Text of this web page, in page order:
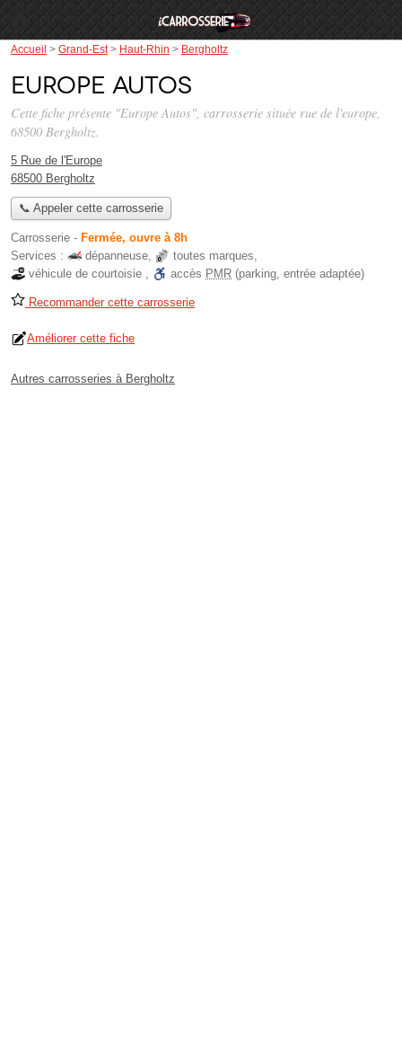
Accueil > Grand-Est> Haut-Rhin > Bergholtz
Europe Autos
Cette fiche présente "Europe Autos", carrosserie située rue de l'europe,
68500 Bergholtz.
5 Rue de l'Europe
68500 Bergholtz
📞 Appeler cette carrosserie
Carrosserie - Fermée, ouvre à 8h
Services :
dépanneuse, toutes marques,
véhicule de courtoisie , accès PMR (parking, entrée adaptée)
Recommander cette carrosserie
Améliorer cette fiche
Autres carrosseries à Bergholtz